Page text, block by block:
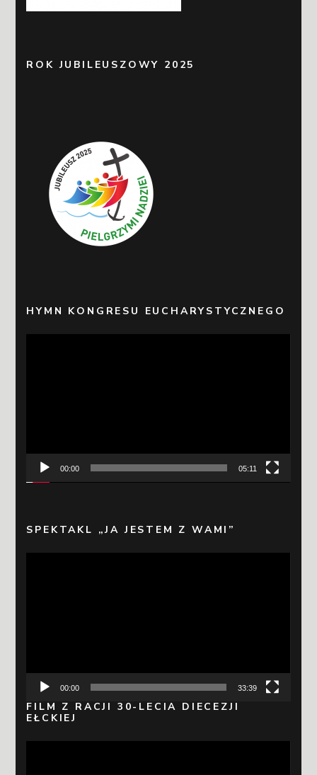
ROK JUBILEUSZOWY 2025
HYMN KONGRESU EUCHARYSTYCZNEGO
00:00 05:11
SPEKTAKL „JA JESTEM Z WAMI”
00:00 33:39
FILM Z RACJI 30-LECIA DIECEZJI
EŁCKIEJ